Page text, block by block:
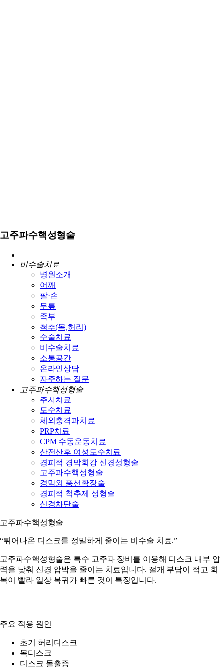
고주파수핵성형술
비수술치료
병원소개
어깨
팔·손
무릎
족부
척추(목,허리)
수술치료
비수술치료
소통공간
온라인상담
자주하는 질문
고주파수핵성형술
주사치료
도수치료
체외충격파치료
PRP치료
CPM 수동운동치료
산전산후 여성도수치료
경피적 경막회강 신경성형술
고주파수핵성형술
경막외 풍선확장술
경피적 척추제 성형술
신경차단술
고주파수핵성형술
“튀어나온 디스크를 정밀하게 줄이는 비수술 치료.”
고주파수핵성형술은 특수 고주파 장비를 이용해 디스크 내부 압
력을 낮춰 신경 압박을 줄이는 치료입니다. 절개 부담이 적고 회
복이 빨라 일상 복귀가 빠른 것이 특징입니다.
주요 적용 원인
초기 허리디스크
목디스크
디스크 돌출증